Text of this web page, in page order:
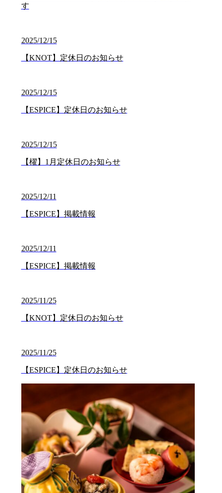
す
2025/12/15
【KNOT】定休日のお知らせ
2025/12/15
【ESPICE】定休日のお知らせ
2025/12/15
【櫂】1月定休日のお知らせ
2025/12/11
【ESPICE】掲載情報
2025/12/11
【ESPICE】掲載情報
2025/11/25
【KNOT】定休日のお知らせ
2025/11/25
【ESPICE】定休日のお知らせ